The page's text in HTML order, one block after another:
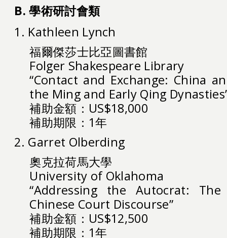
B. 學術研討會類
1. Kathleen Lynch
福爾傑莎士比亞圖書館
Folger Shakespeare Library
“Contact and Exchange: China
the Ming and Early Qing
補助金額：US$18,000
補助期限：1年
2. Garret Olberding
奧克拉荷馬大學
University of Oklahoma
“Addressing the Autocrat:
Chinese Court Discourse”
補助金額：US$12,500
補助期限：1年